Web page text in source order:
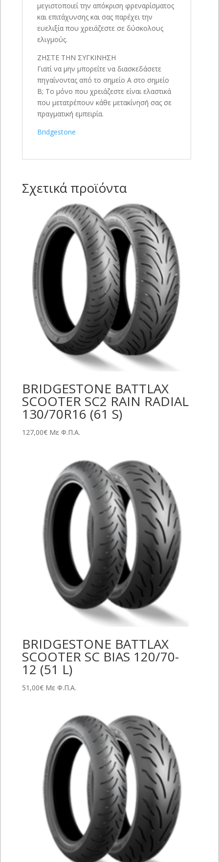
μεγιστοποιεί την απόκριση φρεναρίσματος
και επιτάχυνσης και σας παρέχει την
ευελιξία που χρειάζεστε σε δύσκολους
ελιγμούς.
ΖΗΣΤΕ ΤΗΝ ΣΥΓΚΙΝΗΣΗ
Γιατί να μην μπορείτε να διασκεδάσετε
πηγαίνοντας από το σημείο Α στο σημείο
Β; Το μόνο που χρειάζεστε είναι ελαστικά
που μετατρέπουν κάθε μετακίνησή σας σε
πραγματική εμπειρία.
Bridgestone
Σχετικά προϊόντα
BRIDGESTONE BATTLAX
SCOOTER SC2 RAIN RADIAL
130/70R16 (61 S)
127,00€ Με Φ.Π.Α.
BRIDGESTONE BATTLAX
SCOOTER SC BIAS 120/70-
12 (51 L)
51,00€ Με Φ.Π.Α.